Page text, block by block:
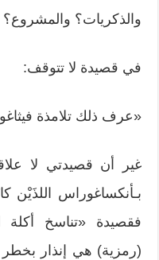
والذكريات؟ والمشروع؟
في قصيدة لا تتوقف:
«عرف ذلك تلامذة
غير أن قصيدتي لا
بـأنكساغوراس اللذَيْن
فقصيدة «تناسخ أكلة
(رمزية) هي إنذار بخطر